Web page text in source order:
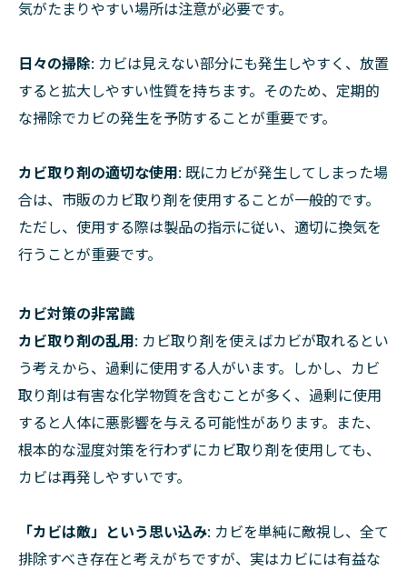
気がたまりやすい場所は注意が必要です。
日々の掃除: カビは見えない部分にも発生しやすく、放置
すると拡大しやすい性質を持ちます。そのため、定期的
な掃除でカビの発生を予防することが重要です。
カビ取り剤の適切な使用: 既にカビが発生してしまった場
合は、市販のカビ取り剤を使用することが一般的です。
ただし、使用する際は製品の指示に従い、適切に換気を
行うことが重要です。
カビ対策の非常識
カビ取り剤の乱用: カビ取り剤を使えばカビが取れるとい
う考えから、過剰に使用する人がいます。しかし、カビ
取り剤は有害な化学物質を含むことが多く、過剰に使用
すると人体に悪影響を与える可能性があります。また、
根本的な湿度対策を行わずにカビ取り剤を使用しても、
カビは再発しやすいです。
「カビは敵」という思い込み: カビを単純に敵視し、全て
排除すべき存在と考えがちですが、実はカビには有益な